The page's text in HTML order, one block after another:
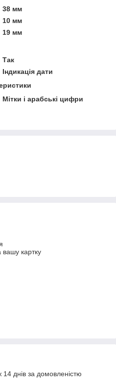
38 мм
10 мм
19 мм
Так
Індикація дати
Мітки і арабські цифри
вашу картку
днів за домовленістю